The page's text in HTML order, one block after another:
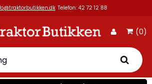
Telefon: 42 72 12 88
(0)